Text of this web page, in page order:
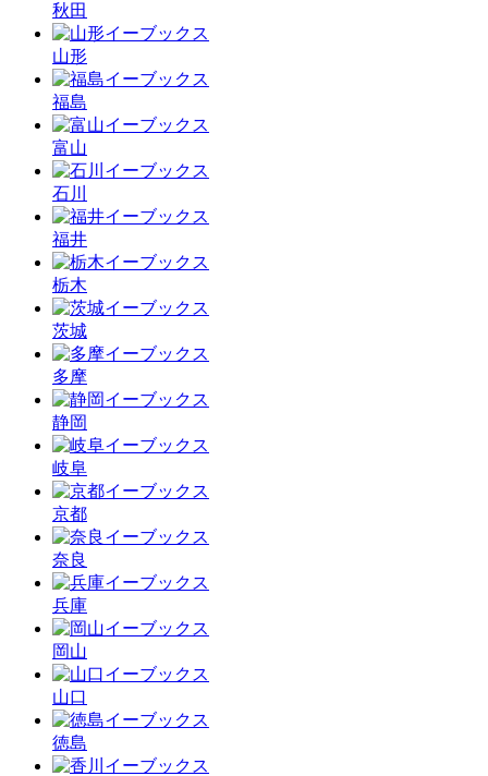
秋田
山形
福島
富山
石川
福井
栃木
茨城
多摩
静岡
岐阜
京都
奈良
兵庫
岡山
山口
徳島